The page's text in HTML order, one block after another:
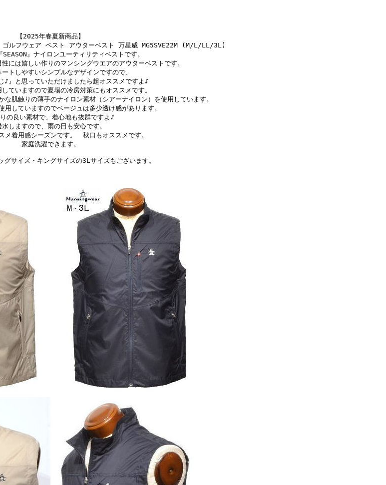
【2025年春夏新商品】
ゴルフウェア ベスト アウターベスト 万星威 MG5SVE22M (M/L/LL/3L)
』ナイロンユーティリティベストです。
には嬉しい作りのマンシングウエアのアウターベストです。
ートしやすいシンプルなデザインですので、
♪』と思っていただけましたら超オススメですよ♪
ていますので夏場の冷房対策にもオススメです。
肌触りの薄手のナイロン素材（シアーナイロン）を使用しています。
用していますのでベージュは多少透け感があります。
の良い素材で、着心地も抜群ですよ♪
水しますので、雨の日も安心です。
メ着用感シーズンです。 秋口もオススメです。
家庭洗濯できます。
グサイズ・キングサイズの3Lサイズもございます。